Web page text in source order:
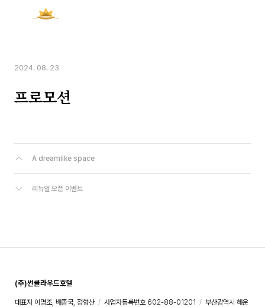
2024. 08. 23
프로모션
A dreamlike space
리뉴얼 오픈 이벤트
(주)썬클라우드호텔
대표자 이명조, 배종국, 정형산 / 사업자등록번호 602-88-01201 / 부산광역시 해운